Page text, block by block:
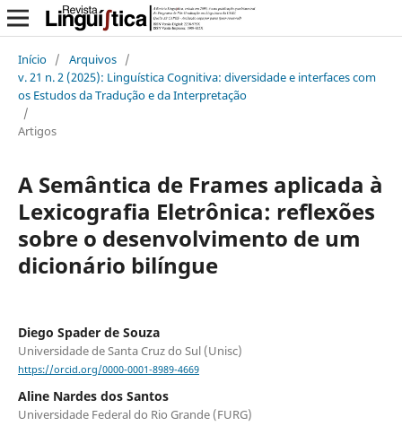
Início / Arquivos /
v. 21 n. 2 (2025): Linguística Cognitiva: diversidade e interfaces com
os Estudos da Tradução e da Interpretação
/
Artigos
A Semântica de Frames aplicada à
Lexicografia Eletrônica: reflexões
sobre o desenvolvimento de um
dicionário bilíngue
Diego Spader de Souza
Universidade de Santa Cruz do Sul (Unisc)
https://orcid.org/0000-0001-8989-4669
Aline Nardes dos Santos
Universidade Federal do Rio Grande (FURG)